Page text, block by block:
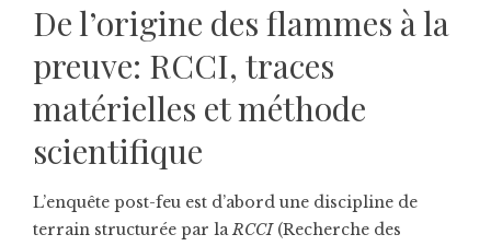
De l’origine des flammes à la
preuve: RCCI, traces
matérielles et méthode
scientifique
L’enquête post-feu est d’abord une discipline de
terrain structurée par laRCCI(Recherche des